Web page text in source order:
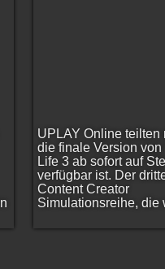
UPLAY Online teilten
die finale Version von
Life 3 ab sofort auf
verfügbar ist. Der
Content Creator
Simulationsreihe, die